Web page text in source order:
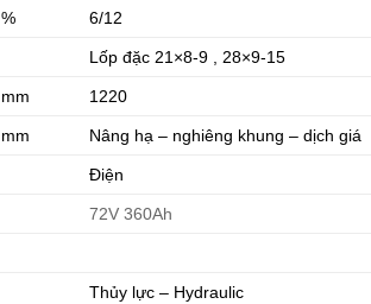
% 6/12
Lốp đặc 21×8-9 , 28×9-15
mm 1220
mm Nâng hạ – nghiêng khung – dịch giá
Điện
72V 360Ah
Thủy lực – Hydraulic